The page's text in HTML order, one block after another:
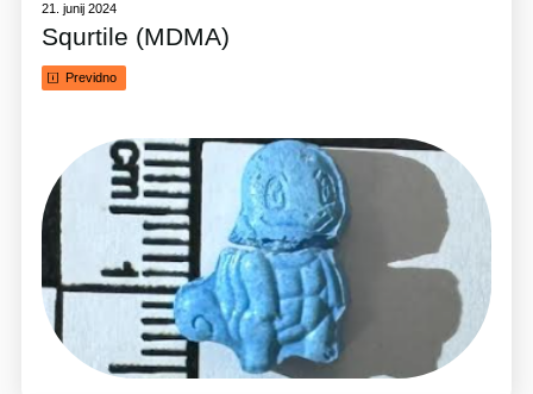
21. junij 2024
Squrtile (MDMA)
Previdno